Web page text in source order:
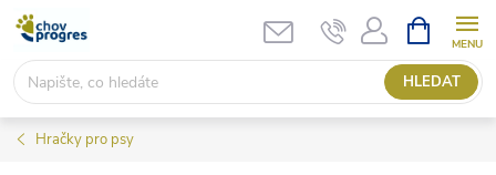
Přejít
obsah
HLEDAT
NÁKUPNÍ
KOŠÍK
Hračky pro psy